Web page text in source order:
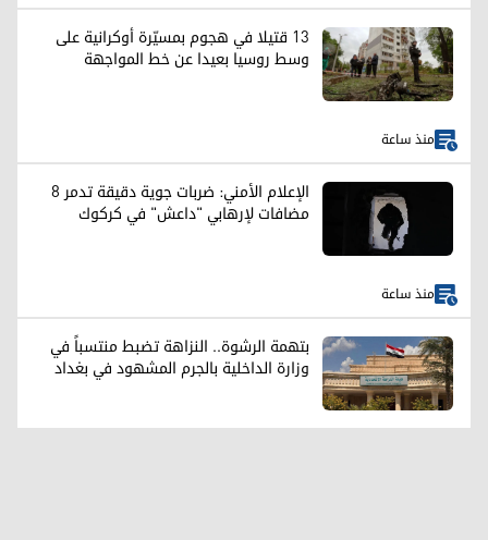
13 قتيلا في هجوم بمسيّرة أوكرانية على
وسط روسيا بعيدا عن خط المواجهة
منذ ساعة
الإعلام الأمني: ضربات جوية دقيقة تدمر 8
مضافات لإرهابي "داعش" في كركوك
منذ ساعة
بتهمة الرشوة.. النزاهة تضبط منتسباً في
وزارة الداخلية بالجرم المشهود في بغداد